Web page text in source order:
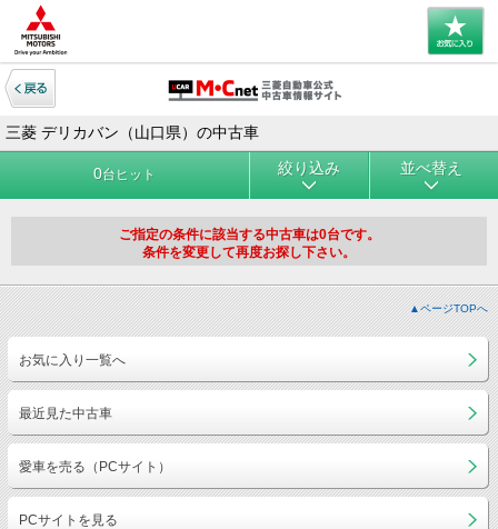
三菱 デリカバン（山口県）の中古車
0台ヒット 絞り込み 並べ替え
ご指定の条件に該当する中古車は0台です。
条件を変更して再度お探し下さい。
▲ページTOPへ
お気に入り一覧へ
最近見た中古車
愛車を売る（PCサイト）
PCサイトを見る